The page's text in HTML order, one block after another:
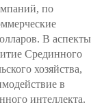
по
В аспекты
Срединного
хозяйства,
в
интеллекта.